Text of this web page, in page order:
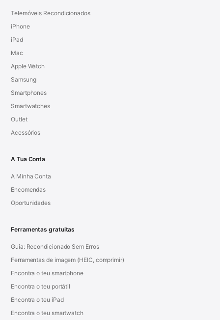
Telemóveis Recondicionados
iPhone
iPad
Mac
Apple Watch
Samsung
Smartphones
Smartwatches
Outlet
Acessórios
A Tua Conta
A Minha Conta
Encomendas
Oportunidades
Ferramentas gratuitas
Guia: Recondicionado Sem Erros
Ferramentas de imagem (HEIC, comprimir)
Encontra o teu smartphone
Encontra o teu portátil
Encontra o teu iPad
Encontra o teu smartwatch